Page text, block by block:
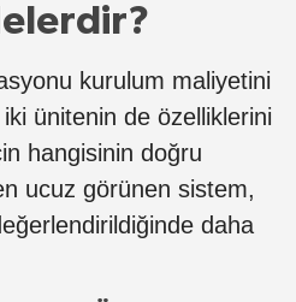
kurulum maliyetini
ünitenin de özelliklerini
hangisinin doğru
ucuz görünen sistem,
daha